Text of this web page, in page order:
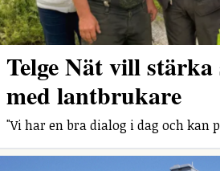
Telge Nät vill
med lantbrukare
"Vi har en bra dialog i dag och kan